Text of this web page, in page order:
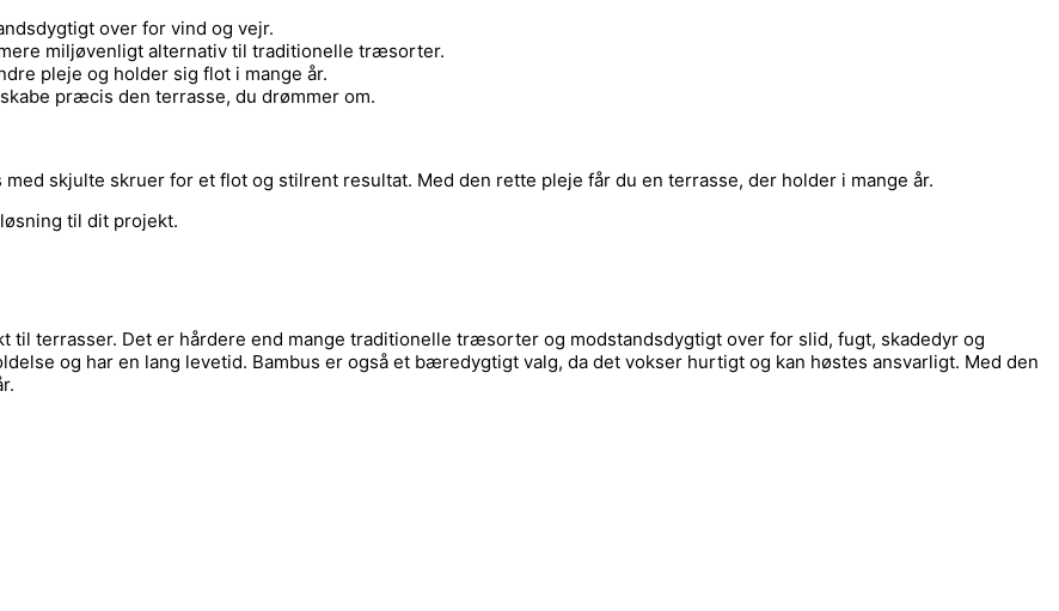
over for vind og vejr.
miljøvenligt alternativ til traditionelle træsorter.
pleje og holder sig flot i mange år.
præcis den terrasse, du drømmer om.
skjulte skruer for et flot og stilrent resultat. Med den rette pleje får du en terrasse, der holder i mange år.
til dit projekt.
terrasser. Det er hårdere end mange traditionelle træsorter og modstandsdygtigt over for slid, fugt, skadedyr og
og har en lang levetid. Bambus er også et bæredygtigt valg, da det vokser hurtigt og kan høstes ansvarligt. Med den